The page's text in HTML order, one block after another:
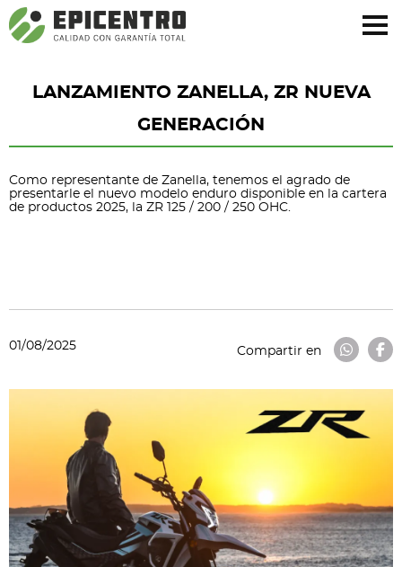
¿Olvidó su contraseña?Regístrese aquí
LANZAMIENTO ZANELLA, ZR NUEVA
GENERACIÓN
Como representante de Zanella, tenemos el agrado de
presentarle el nuevo modelo enduro disponible en la cartera
de productos 2025, la ZR 125 / 200 / 250 OHC.
01/08/2025 Compartir en